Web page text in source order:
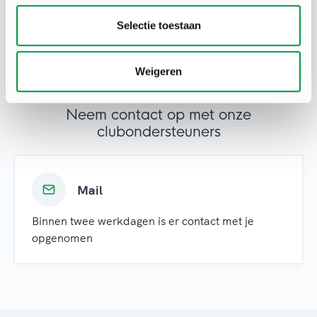
Selectie toestaan
Weigeren
Heb je een vraag over
clubondersteuning?
Neem contact op met onze
clubondersteuners
Mail
Binnen twee werkdagen is er contact met je
opgenomen